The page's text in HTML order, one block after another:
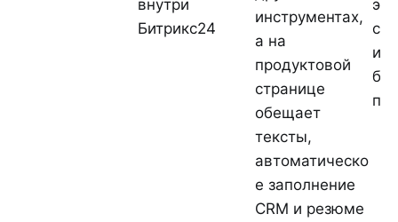
внутри
Битрикс24
инструментах,
а на
продуктовой
странице
обещает
тексты,
автоматическо
е заполнение
CRM и резюме